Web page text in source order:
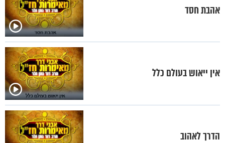
אהבת חסד
אין ייאוש בעולם כלל
הדרך לאהוב